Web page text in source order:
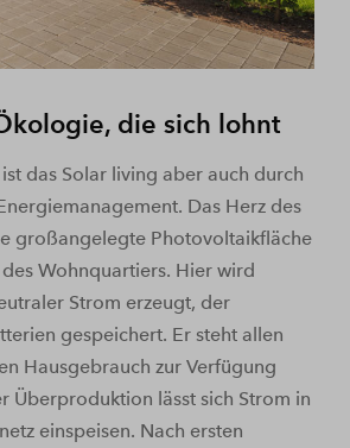
die sich lohnt
das Solar living aber auch durch
Das Herz des
großangelegte Photovoltaikfläche
Wohnquartiers. Hier wird
Strom erzeugt, der
gespeichert. Er steht allen
Hausgebrauch zur Verfügung
Überproduktion lässt sich Strom in
einspeisen. Nach ersten